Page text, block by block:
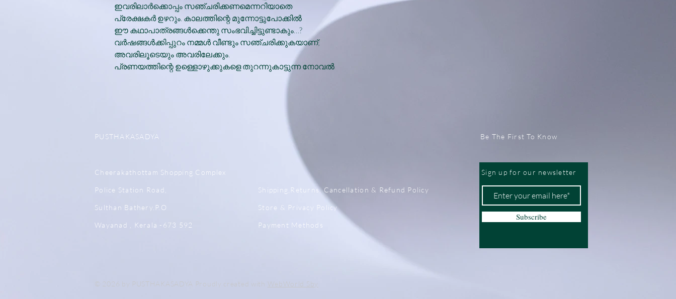
ഇവരിലാര്‍ക്കൊപ്പം സഞ്ചരിക്കണമെന്നറിയാതെ
പ്രേക്ഷകര്‍ ഉഴറും. കാലത്തിന്റെ മുന്നോട്ടുപോക്കില്‍
ഈ കഥാപാത്രങ്ങള്‍ക്കെന്തു സംഭവിച്ചിട്ടുണ്ടാകും…?
വര്‍ഷങ്ങള്‍ക്കിപ്പുറം നമ്മള്‍ വീണ്ടും സഞ്ചരിക്കുകയാണ്;
അവരിലൂടെയും അവരിലേക്കും.
പ്രണയത്തിന്റെ ഉള്ളൊഴുക്കുകളെ തുറന്നുകാട്ടുന്ന നോവല്‍
PUSTHAKASADYA
Cheerakathottam Shopping Complex
Police Station Road,
Sulthan Bathery.P.O
Wayanad , Kerala -673 592
Shipping,Returns, Cancellation & Refund Policy
Store & Privacy Policy
Payment Methods
Be The First To Know
Sign up for our newsletter
Subscribe
© 2026 by PUSTHAKASADYA Proudly created with WebWorld Sby